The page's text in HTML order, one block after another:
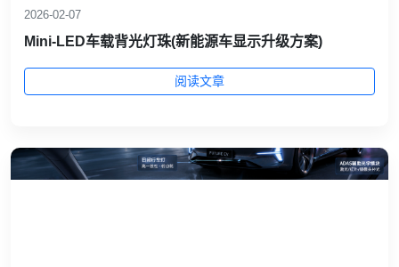
2026-02-07
Mini‑LED车载背光灯珠(新能源车显示升级方案)
阅读文章